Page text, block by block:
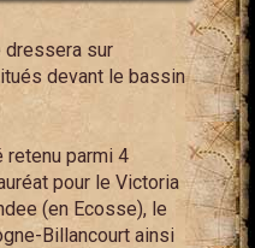
dressera sur
devant le bassin
retenu parmi 4
pour le Victoria
(en Ecosse), le
Billancourt ainsi